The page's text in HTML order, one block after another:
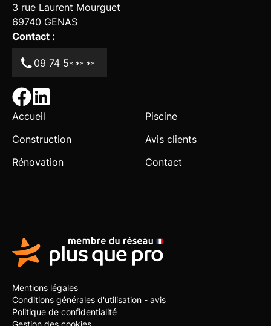
3 rue Laurent Mourguet
69740 GENAS
Contact :
09 74 5* ** **
Accueil
Construction
Rénovation
Piscine
Avis clients
Contact
Mentions légales
Conditions générales d'utilisation - avis
Politique de confidentialité
Gestion des cookies